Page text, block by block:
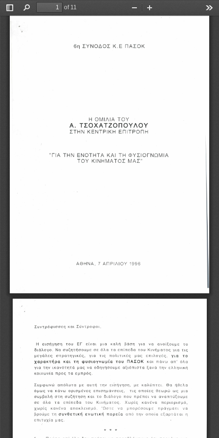
Toggle
Sidebar
Find
of 11
Zoom
6η  ΣΥΝΟΔΟΣ  Κ.Ε  ΠΑΣΟΚ
Η  ΟΜΙΛΙΑ  ΤΟΥ
Α.ΤΣΟΧΑΤΖΟΠΟΥΛΟΥ
ΣΤΗΝ  ΚΕΝΤΡΙΚΗ  ΕΠΙΤΡΟΠΗ
"ΓΙΑ  ΤΗΝ  ΕΝΟΤΗΤΑ  ΚΑΙ  ΤΗ  ΦΥΣΙΟΓΝΩΜΙΑ
ΤΟΥ  ΚΙΝΗΜΑΤΟΣ  ΜΑΣ"
ΑΘΗΝΑ,   7  ΑΠΡΙΛΙΟΥ  1996
Συντρόφισσες  και  Σύντροφοι,
Η    εισήγηση    του    ΕΓ    είναι    μια    καλή    βάση    για    να    ανοίξουμε    το
διάλογο.  Να  συζητήσουμε  σε  όλα  τα  επίπεδα  του  Κινήματος  για  τις
μεγάλες    στρατηγικές,    για    τις    πολιτικές    μας    επιλογές,
για  το
χαρακτήρα  και  τη  φυσιογνωμία  του  ΠΑΣΟΚ
και   πάνω   απ'   όλα
για  την  ικανότητά  μας  να  οδηγήσουμε  αξιόπιστα  ξανά  την  ελληνική
κοινωνία  προς  τα  εμπρός.
Συμφωνώ   απόλυτα   με   αυτή   την   εισήγηση,   με   καλύπτει.   Θα   ήθελα
όμως  να   κάνω  ορισμένες   επισημάνσεις,
τις  οποίες  θεωρώ  ως   μια
συμβολή  στη  συζήτηση  και  το  διάλογο  που  πρέπει  να   αναπτύξουμε
σε    όλα    τα    επίπεδα    του    Κινήματος.    Χωρίς    κανένα    περιορισμό,
χωρίς    κανένα    αποκλεισμό.     Ώστε    να    μπορέσουμε    πράγματι    να
βρούμε  τη συνθετική  ενωτική  πορεία
από  την  οποία  εξαρτάται  η
επιτυχία  μας.
*   *   *